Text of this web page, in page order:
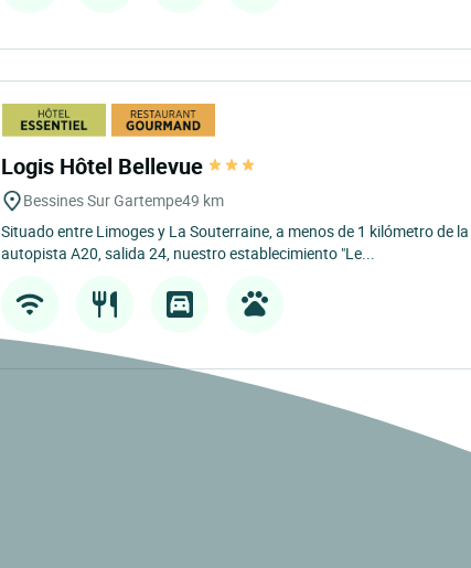
Logis Hôtel Bellevue
Bessines Sur Gartempe49 km
Situado entre Limoges y La Souterraine, a menos de 1 kilómetro de la
autopista A20, salida 24, nuestro establecimiento "Le...